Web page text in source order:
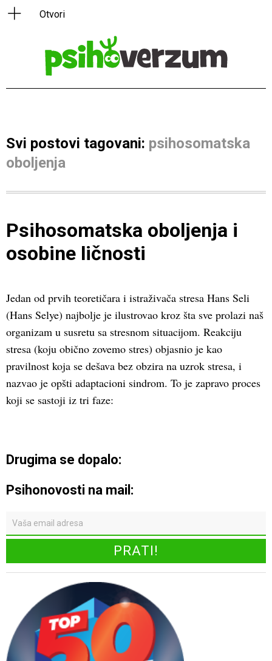
Svi postovi tagovani: psihosomatska
oboljenja
Psihosomatska oboljenja i
osobine ličnosti
Jedan od prvih teoretičara i istraživača stresa Hans Seli
(Hans Selye) najbolje je ilustrovao kroz šta sve prolazi naš
organizam u susretu sa stresnom situacijom. Reakciju
stresa (koju obično zovemo stres) objasnio je kao
pravilnost koja se dešava bez obzira na uzrok stresa, i
nazvao je opšti adaptacioni sindrom. To je zapravo proces
koji se sastoji iz tri faze:
Drugima se dopalo:
Psihonovosti na mail: